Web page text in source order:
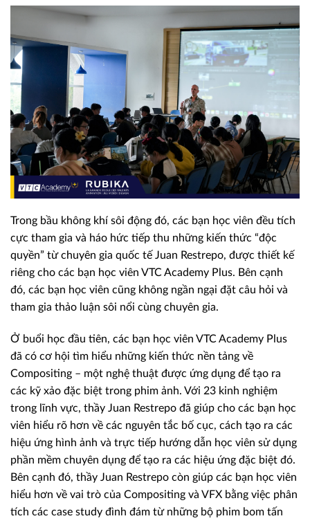
Trong bầu không khí sôi động đó, các bạn học viên đều tích
cực tham gia và háo hức tiếp thu những kiến thức “độc
quyền” từ chuyên gia quốc tế Juan Restrepo, được thiết kế
riêng cho các bạn học viên VTC Academy Plus. Bên cạnh
đó, các bạn học viên cũng không ngần ngại đặt câu hỏi và
tham gia thảo luận sôi nổi cùng chuyên gia.
Ở buổi học đầu tiên, các bạn học viên VTC Academy Plus
đã có cơ hội tìm hiểu những kiến thức nền tảng về
Compositing – một nghệ thuật được ứng dụng để tạo ra
các kỹ xảo đặc biệt trong phim ảnh. Với 23 kinh nghiệm
trong lĩnh vực, thầy Juan Restrepo đã giúp cho các bạn học
viên hiểu rõ hơn về các nguyên tắc bố cục, cách tạo ra các
hiệu ứng hình ảnh và trực tiếp hướng dẫn học viên sử dụng
phần mềm chuyên dụng để tạo ra các hiệu ứng đặc biệt đó.
Bên cạnh đó, thầy Juan Restrepo còn giúp các bạn học viên
hiểu hơn về vai trò của Compositing và VFX bằng việc phân
tích các case study đình đám từ những bộ phim bom tấn